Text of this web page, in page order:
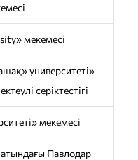
мекемесі
университеті»
серіктестігі
мекемесі
Павлодар